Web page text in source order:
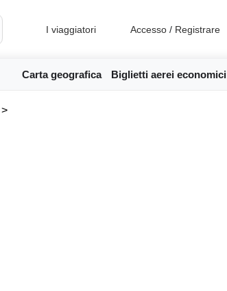
I viaggiatori Accesso / Registrare
Carta geografica Biglietti aerei economici